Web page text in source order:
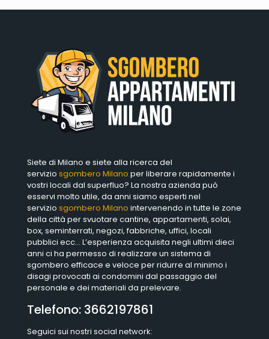
Siete di Milano e siete alla ricerca del
servizio sgombero Milano per liberare rapidamente i
vostri locali dal superfluo? La nostra azienda può
esservi molto utile, da anni siamo esperti nel
servizio sgombero Milano intervenendo in tutte le zone
della città per svuotare cantine, appartamenti, solai,
box, seminterrati, negozi, fabbriche, uffici, locali
pubblici ecc… L’esperienza acquisita negli ultimi dieci
anni ci ha permesso di realizzare un sistema di
sgombero efficace e veloce per ridurre al minimo i
disagi provocati ai condomini dal passaggio del
personale e dei materiali da prelevare.
Telefono: 3662197861
Seguici sui nostri social network: